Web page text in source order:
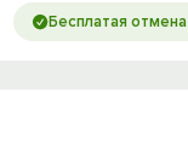
Бесплатая отмена